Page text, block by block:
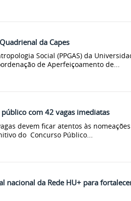
da Capes
Social (PPGAS) da
de Aperfeiçoamento de...
com 42 vagas imediatas
devem ficar atentos às
do Concurso Público...
da Rede HU+ para